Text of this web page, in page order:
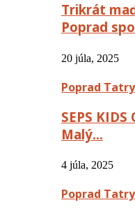
Trikrát
Poprad
20 júla, 2025
Poprad
SEPS
Malý…
4 júla, 2025
Poprad